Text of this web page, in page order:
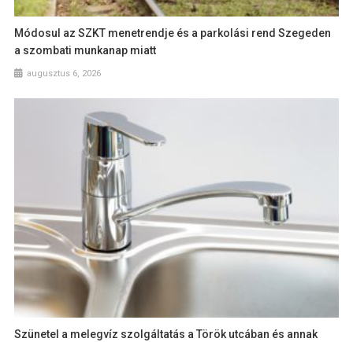
Módosul az SZKT menetrendje és a parkolási rend Szegeden
a szombati munkanap miatt
augusztus 6, 2026
Szünetel a melegvíz szolgáltatás a Török utcában és annak